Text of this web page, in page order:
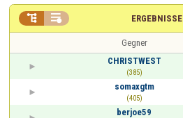
ERGEBNISSE
 
Gegner
CHRISTWEST
(385)
somaxgtm
(405)
berjoe59